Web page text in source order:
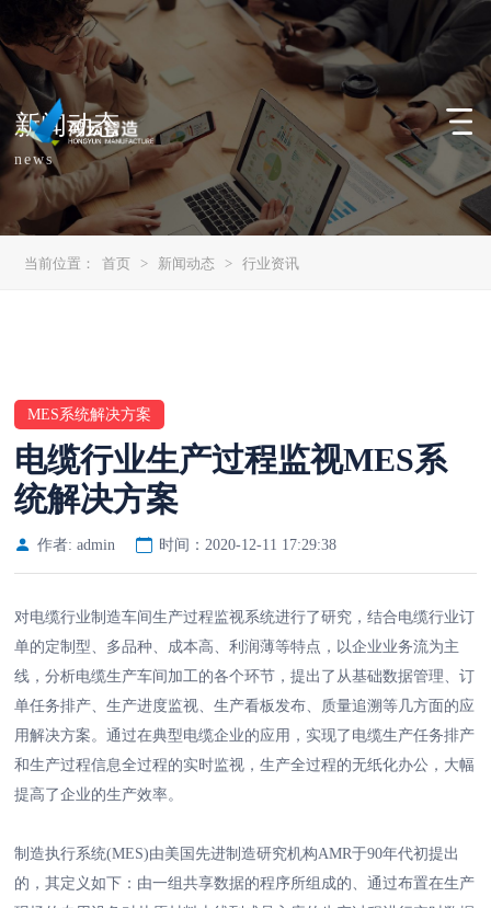
新闻动态
news
当前位置： 首页 > 新闻动态 > 行业资讯
MES系统解决方案
电缆行业生产过程监视MES系
统解决方案
作者: admin 时间：2020-12-11 17:29:38
对电缆行业制造车间生产过程监视系统进行了研究，结合电缆行业订
单的定制型、多品种、成本高、利润薄等特点，以企业业务流为主
线，分析电缆生产车间加工的各个环节，提出了从基础数据管理、订
单任务排产、生产进度监视、生产看板发布、质量追溯等几方面的应
用解决方案。通过在典型电缆企业的应用，实现了电缆生产任务排产
和生产过程信息全过程的实时监视，生产全过程的无纸化办公，大幅
提高了企业的生产效率。
制造执行系统(MES)由美国先进制造研究机构AMR于90年代初提出
的，其定义如下：由一组共享数据的程序所组成的、通过布置在生产